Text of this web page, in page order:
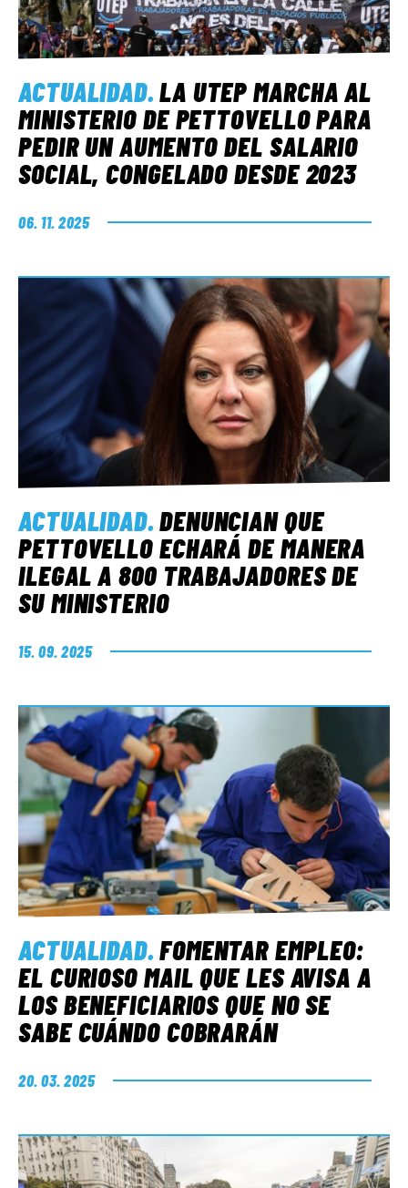
ACTUALIDAD.LA UTEP MARCHA AL
MINISTERIO DE PETTOVELLO PARA
PEDIR UN AUMENTO DEL SALARIO
SOCIAL, CONGELADO DESDE 2023
06. 11. 2025
ACTUALIDAD.DENUNCIAN QUE
PETTOVELLO ECHARÁ DE MANERA
ILEGAL A 800 TRABAJADORES DE
SU MINISTERIO
15. 09. 2025
ACTUALIDAD.FOMENTAR EMPLEO:
EL CURIOSO MAIL QUE LES AVISA A
LOS BENEFICIARIOS QUE NO SE
SABE CUÁNDO COBRARÁN
20. 03. 2025